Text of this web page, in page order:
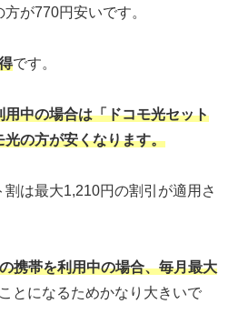
が770円安いです。
です。
用中の場合は「ドコモ光セット
の方が安くなります。
割は最大1,210円の割引が適用さ
携帯を利用中の場合、毎月最大
ことになるためかなり大きいで